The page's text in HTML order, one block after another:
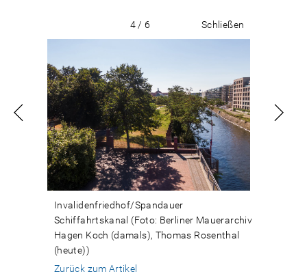
4 / 6 Schließen
Invalidenfriedhof/Spandauer
Schiffahrtskanal (Foto: Berliner Mauerarchiv
Hagen Koch (damals), Thomas Rosenthal
(heute))
Zurück zum Artikel